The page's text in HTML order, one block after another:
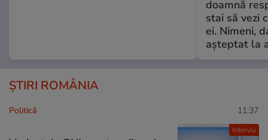
doamnă
stai să vezi
ei. Nimeni,
așteptat la
ȘTIRI ROMÂNIA
Interviu
Politică 11:37